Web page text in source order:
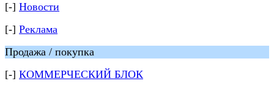
[-] Новости
[-] Реклама
Продажа / покупка
[-] КОММЕРЧЕСКИЙ БЛОК